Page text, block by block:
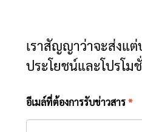
เราสัญญาว่าจะส่งแ
ประโยชน์และโปรโม
อีเมล์ที่ต้องการรับข่าวสาร*